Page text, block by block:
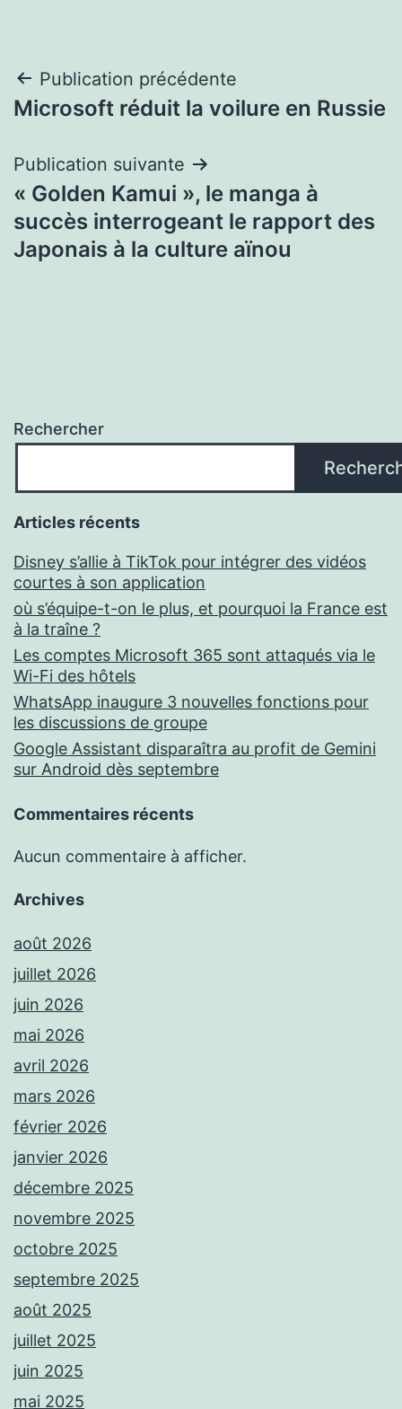
Navigation
de
l’article
Publication précédente
Microsoft réduit la voilure en Russie
Publication suivante
« Golden Kamui », le manga à
succès interrogeant le rapport des
Japonais à la culture aïnou
Rechercher
Articles récents
Disney s’allie à TikTok pour intégrer des vidéos
courtes à son application
où s’équipe-t-on le plus, et pourquoi la France est
à la traîne ?
Les comptes Microsoft 365 sont attaqués via le
Wi-Fi des hôtels
WhatsApp inaugure 3 nouvelles fonctions pour
les discussions de groupe
Google Assistant disparaîtra au profit de Gemini
sur Android dès septembre
Commentaires récents
Aucun commentaire à afficher.
Archives
août 2026
juillet 2026
juin 2026
mai 2026
avril 2026
mars 2026
février 2026
janvier 2026
décembre 2025
novembre 2025
octobre 2025
septembre 2025
août 2025
juillet 2025
juin 2025
mai 2025